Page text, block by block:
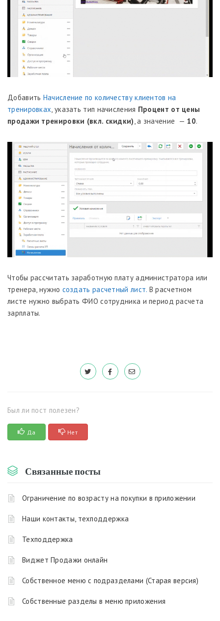
Добавить Начисление по количеству клиентов на
тренировках, указать тип начисления Процент от цены
продажи тренировки (вкл. скидки), а значение — 10.
Чтобы рассчитать заработную плату администратора или
тренера, нужно создать расчетный лист. В расчетном
листе нужно выбрать ФИО сотрудника и период расчета
зарплаты.
Был ли пост полезен?
Да Нет
Связанные посты
Ограничение по возрасту на покупки в приложении
Наши контакты, техподдержка
Техподдержка
Виджет Продажи онлайн
Собственное меню с подразделами (Старая версия)
Собственные разделы в меню приложения